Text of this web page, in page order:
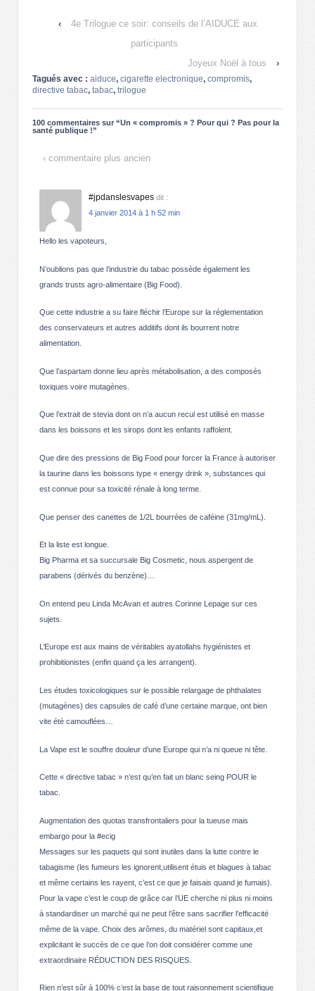
‹
4e Trilogue ce soir: conseils de l’AIDUCE aux
participants
Joyeux Noël à tous
›
Tagués avec : aiduce, cigarette electronique, compromis,
directive tabac, tabac, trilogue
100 commentaires sur “Un « compromis » ? Pour qui ? Pas pour la
santé publique !”
‹ commentaire plus ancien
#jpdanslesvapes dit :
4 janvier 2014 à 1 h 52 min
Hello les vapoteurs,
N’oublions pas que l’industrie du tabac possède également les
grands trusts agro-alimentaire (Big Food).
Que cette industrie a su faire fléchir l’Europe sur la réglementation
des conservateurs et autres additifs dont ils bourrent notre
alimentation.
Que l’aspartam donne lieu après métabolisation, a des composés
toxiques voire mutagènes.
Que l’extrait de stevia dont on n’a aucun recul est utilisé en masse
dans les boissons et les sirops dont les enfants raffolent.
Que dire des pressions de Big Food pour forcer la France à autoriser
la taurine dans les boissons type « energy drink », substances qui
est connue pour sa toxicité rénale à long terme.
Que penser des canettes de 1/2L bourrées de caféine (31mg/mL).
Et la liste est longue.
Big Pharma et sa succursale Big Cosmetic, nous aspergent de
parabens (dérivés du benzène)…
On entend peu Linda McAvan et autres Corinne Lepage sur ces
sujets.
L’Europe est aux mains de véritables ayatollahs hygiénistes et
prohibitionistes (enfin quand ça les arrangent).
Les études toxicologiques sur le possible relargage de phthalates
(mutagènes) des capsules de café d’une certaine marque, ont bien
vite été camouflées…
La Vape est le souffre douleur d’une Europe qui n’a ni queue ni tête.
Cette « directive tabac » n’est qu’en fait un blanc seing POUR le
tabac.
Augmentation des quotas transfrontaliers pour la tueuse mais
embargo pour la #ecig
Messages sur les paquets qui sont inutiles dans la lutte contre le
tabagisme (les fumeurs les ignorent,utilisent étuis et blagues à tabac
et même certains les rayent, c’est ce que je faisais quand je fumais).
Pour la vape c’est le coup de grâce car l’UE cherche ni plus ni moins
à standardiser un marché qui ne peut l’être sans sacrifier l’efficacité
même de la vape. Choix des arômes, du matériel sont capitaux,et
explicitant le succès de ce que l’on doit considérer comme une
extraordinaire RÉDUCTION DES RISQUES.
Rien n’est sûr à 100% c’est la base de tout raisonnement scientifique